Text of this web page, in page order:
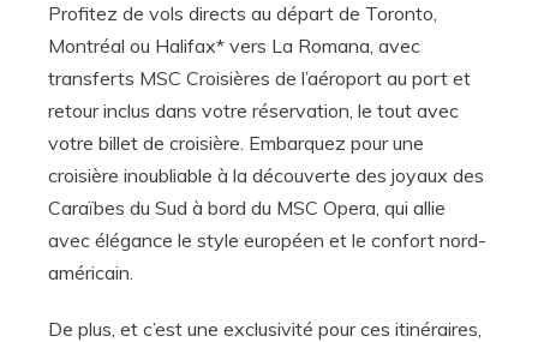
Profitez de vols directs au départ de Toronto,
Montréal ou Halifax* vers La Romana, avec
transferts MSC Croisières de l’aéroport au port et
retour inclus dans votre réservation, le tout avec
votre billet de croisière. Embarquez pour une
croisière inoubliable à la découverte des joyaux des
Caraïbes du Sud à bord du MSC Opera, qui allie
avec élégance le style européen et le confort nord-
américain.
De plus, et c’est une exclusivité pour ces itinéraires,